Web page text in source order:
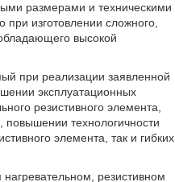
размерами и техническими
при изготовлении сложного,
высокой
при реализации заявленной
эксплуатационных
резистивного элемента,
технологичности
элемента, так и гибких
нагревательном, резистивном